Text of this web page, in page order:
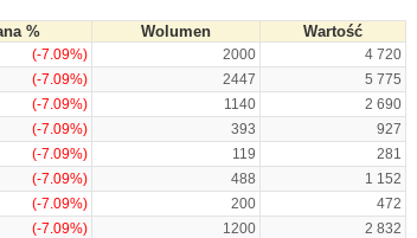
% Wolumen Wartość
(-7.09%) 2000
4 720
(-7.09%) 2447
5 775
(-7.09%) 1140
2 690
(-7.09%) 393
927
(-7.09%) 119
281
(-7.09%) 488
1 152
(-7.09%) 200
472
(-7.09%) 1200
2 832